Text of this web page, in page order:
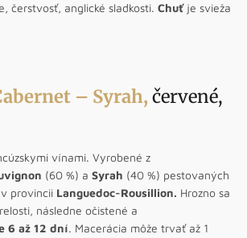
čerstvosť, anglické sladkosti. Chuťje svieža
– Syrah, červené,
vínami. Vyrobené z
(60 %) a Syrah (40 %) pestovaných
provincii Languedoc-Rousillion. Hrozno sa
následne očistené a
6 až 12 dní. Macerácia môže trvať až 1